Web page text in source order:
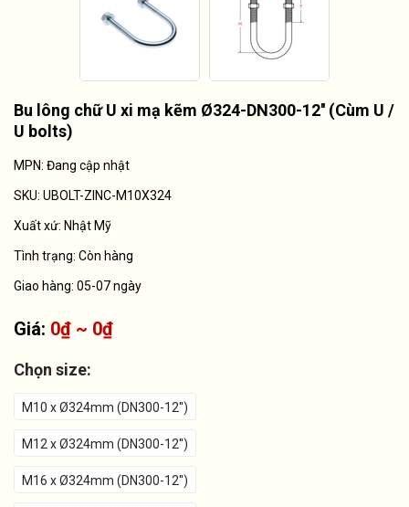
Bu lông chữ U xi mạ kẽm Ø324-DN300-12'' (Cùm U /
U bolts)
MPN: Đang cập nhật
SKU: UBOLT-ZINC-M10X324
Xuất xứ: Nhật Mỹ
Tình trạng: Còn hàng
Giao hàng: 05-07 ngày
Giá: 0₫ ~ 0₫
Chọn size:
M10 x Ø324mm (DN300-12'')
M12 x Ø324mm (DN300-12'')
M16 x Ø324mm (DN300-12'')